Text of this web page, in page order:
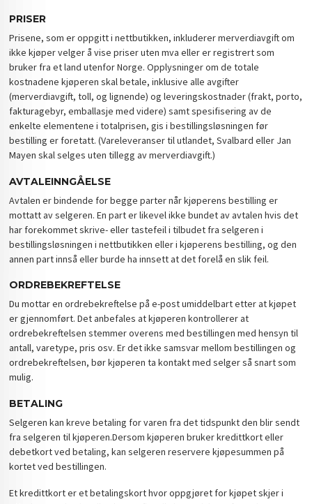
PRISER
Prisene, som er oppgitt i nettbutikken, inkluderer merverdiavgift om
ikke kjøper velger å vise priser uten mva eller er registrert som
bruker fra et land utenfor Norge. Opplysninger om de totale
kostnadene kjøperen skal betale, inklusive alle avgifter
(merverdiavgift, toll, og lignende) og leveringskostnader (frakt, porto,
fakturagebyr, emballasje med videre) samt spesifisering av de
enkelte elementene i totalprisen, gis i bestillingsløsningen før
bestilling er foretatt. (Vareleveranser til utlandet, Svalbard eller Jan
Mayen skal selges uten tillegg av merverdiavgift.)
AVTALEINNGÅELSE
Avtalen er bindende for begge parter når kjøperens bestilling er
mottatt av selgeren. En part er likevel ikke bundet av avtalen hvis det
har forekommet skrive- eller tastefeil i tilbudet fra selgeren i
bestillingsløsningen i nettbutikken eller i kjøperens bestilling, og den
annen part innså eller burde ha innsett at det forelå en slik feil.
ORDREBEKREFTELSE
Du mottar en ordrebekreftelse på e-post umiddelbart etter at kjøpet
er gjennomført. Det anbefales at kjøperen kontrollerer at
ordrebekreftelsen stemmer overens med bestillingen med hensyn til
antall, varetype, pris osv. Er det ikke samsvar mellom bestillingen og
ordrebekreftelsen, bør kjøperen ta kontakt med selger så snart som
mulig.
BETALING
Selgeren kan kreve betaling for varen fra det tidspunkt den blir sendt
fra selgeren til kjøperen.Dersom kjøperen bruker kredittkort eller
debetkort ved betaling, kan selgeren reservere kjøpesummen på
kortet ved bestillingen.
Et kredittkort er et betalingskort hvor oppgjøret for kjøpet skjer i